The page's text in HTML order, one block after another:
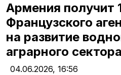
Армения получит
Французского
на развитие
аграрного сектора
04.06.2026, 16:56